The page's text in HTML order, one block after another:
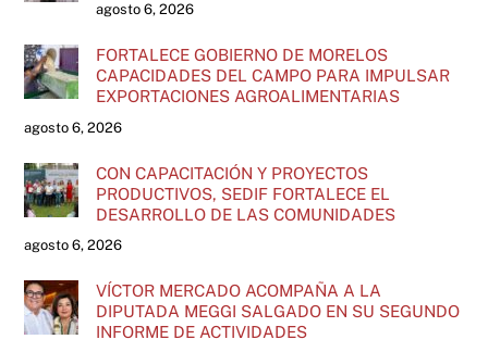
agosto 6, 2026
FORTALECE GOBIERNO DE MORELOS
CAPACIDADES DEL CAMPO PARA IMPULSAR
EXPORTACIONES AGROALIMENTARIAS
agosto 6, 2026
CON CAPACITACIÓN Y PROYECTOS
PRODUCTIVOS, SEDIF FORTALECE EL
DESARROLLO DE LAS COMUNIDADES
agosto 6, 2026
VÍCTOR MERCADO ACOMPAÑA A LA
DIPUTADA MEGGI SALGADO EN SU SEGUNDO
INFORME DE ACTIVIDADES